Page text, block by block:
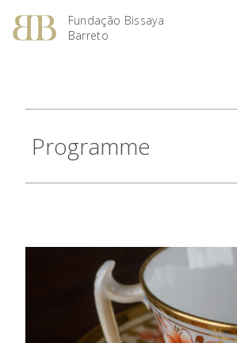
Fundação Bissaya
Barreto
Programme